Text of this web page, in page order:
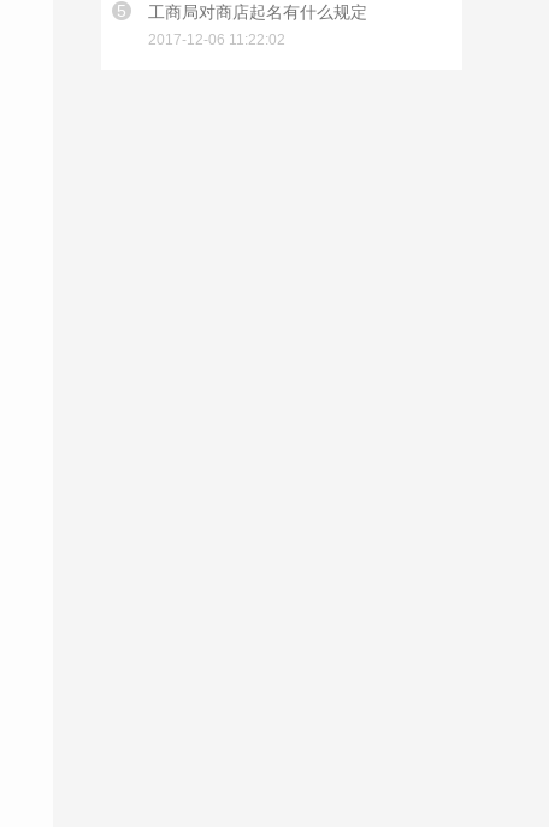
5 工商局对商店起名有什么规定
2017-12-06 11:22:02